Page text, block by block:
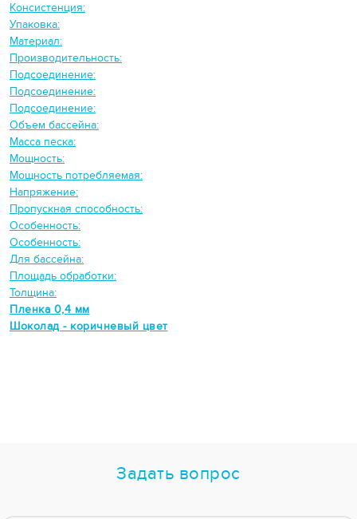
Консистенция:
Упаковка:
Материал:
Производительность:
Подсоединение:
Подсоединение:
Подсоединение:
Объем бассейна:
Масса песка:
Мощность:
Мощность потребляемая:
Напряжение:
Пропускная способность:
Особенность:
Особенность:
Для бассейна:
Площадь обработки:
Толщина:
Пленка 0,4 мм
Шоколад - коричневый цвет
Задать вопрос